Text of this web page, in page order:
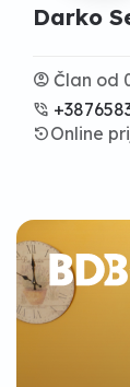
Darko
account_circle Član od
phone_in_talk
settings_backup_restoreOnline